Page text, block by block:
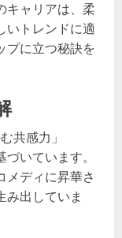
キャリアは、柔
いトレンドに適
プに立つ秘訣を
共感力」
いています。
メディに昇華さ
み出していま